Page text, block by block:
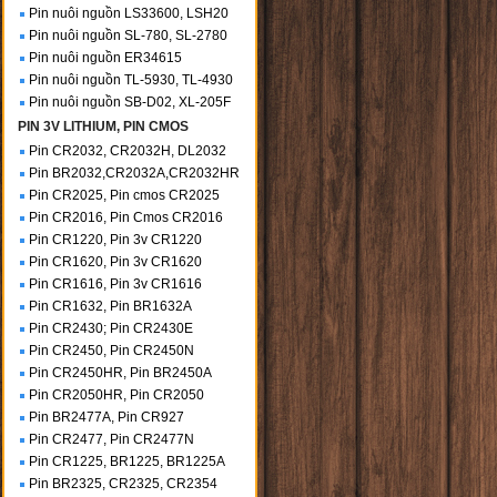
Pin nuôi nguồn LS33600, LSH20
Pin nuôi nguồn SL-780, SL-2780
Pin nuôi nguồn ER34615
Pin nuôi nguồn TL-5930, TL-4930
Pin nuôi nguồn SB-D02, XL-205F
PIN 3V LITHIUM, PIN CMOS
Pin CR2032, CR2032H, DL2032
Pin BR2032,CR2032A,CR2032HR
Pin CR2025, Pin cmos CR2025
Pin CR2016, Pin Cmos CR2016
Pin CR1220, Pin 3v CR1220
Pin CR1620, Pin 3v CR1620
Pin CR1616, Pin 3v CR1616
Pin CR1632, Pin BR1632A
Pin CR2430; Pin CR2430E
Pin CR2450, Pin CR2450N
Pin CR2450HR, Pin BR2450A
Pin CR2050HR, Pin CR2050
Pin BR2477A, Pin CR927
Pin CR2477, Pin CR2477N
Pin CR1225, BR1225, BR1225A
Pin BR2325, CR2325, CR2354